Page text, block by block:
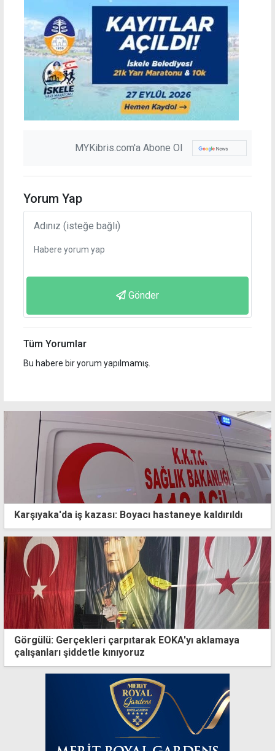
MYKibris.com'a Abone Ol
Yorum Yap
Gönder
Tüm Yorumlar
Bu habere bir yorum yapılmamış.
Karşıyaka'da iş kazası: Boyacı hastaneye kaldırıldı
Görgülü: Gerçekleri çarpıtarak EOKA'yı aklamaya
çalışanları şiddetle kınıyoruz